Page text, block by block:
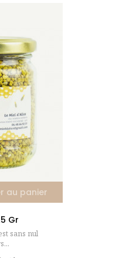
au panier
Gr
sans nul